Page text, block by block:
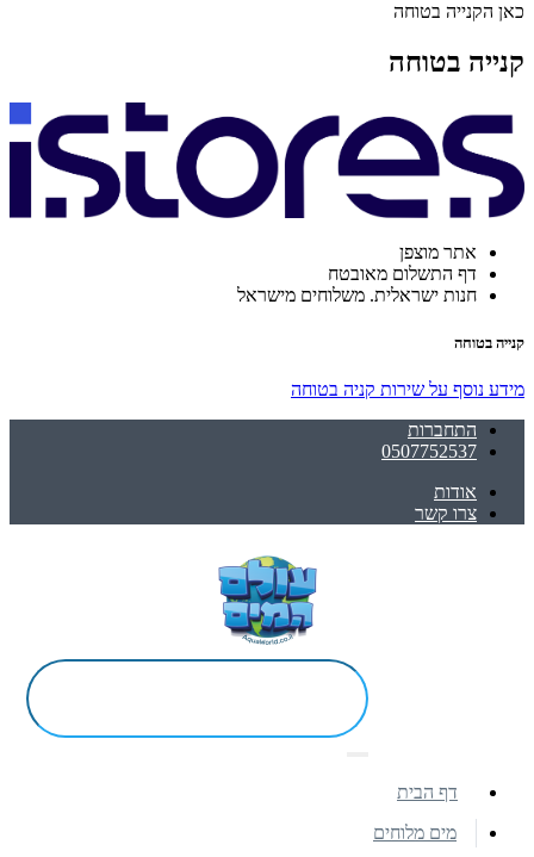
כאן הקנייה בטוחה
קנייה בטוחה
אתר מוצפן
דף התשלום מאובטח
חנות ישראלית. משלוחים מישראל
קנייה בטוחה
מידע נוסף על שירות קניה בטוחה
התחברות
0507752537
אודות
צרו קשר
דף הבית
מים מלוחים